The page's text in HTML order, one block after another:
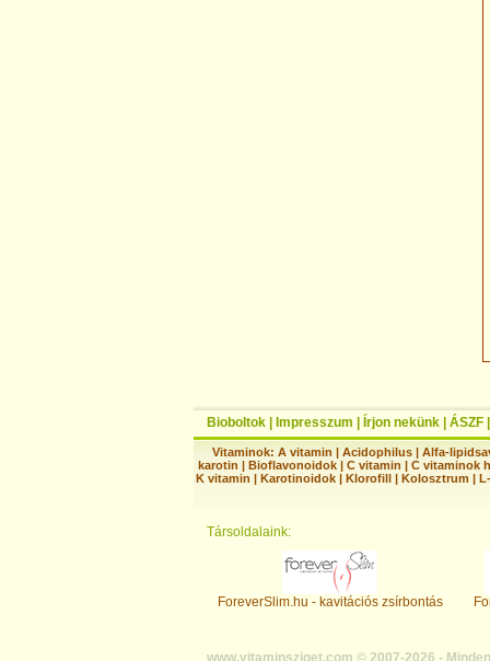
Bioboltok Impresszum Írjon nekünk ÁSZF
Vitaminok: A vitamin | Acidophilus| Alfa-
karotin | Bioflavonoidok | C vitamin | C vitaminok
K vitamin | Karotinoidok | Klorofill | Kolosztrum |
Társoldalaink:
ForeverSlim.hu - kavitációs zsírbontás
www.vitaminsziget.com © 2007-2026 -